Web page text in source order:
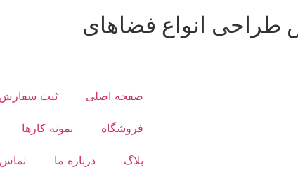
طراحی انواع فضاهای
صفحه اصلی ثبت
فروشگاه نمونه کارها
بلاگ درباره ما تماس